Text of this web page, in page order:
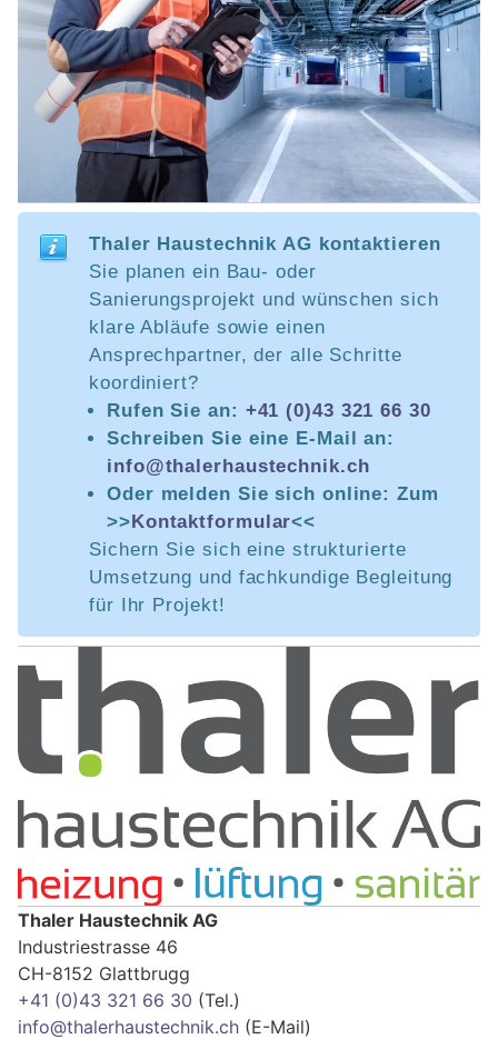
Thaler Haustechnik AG kontaktieren
Sie planen ein Bau- oder
Sanierungsprojekt und wünschen sich
klare Abläufe sowie einen
Ansprechpartner, der alle Schritte
koordiniert?
Rufen Sie an: +41 (0)43 321 66 30
Schreiben Sie eine E-Mail an:
info@thalerhaustechnik.ch
Oder melden Sie sich online: Zum
>>Kontaktformular<<
Sichern Sie sich eine strukturierte
Umsetzung und fachkundige Begleitung
für Ihr Projekt!
Thaler Haustechnik AG
Industriestrasse 46
CH-8152 Glattbrugg
+41 (0)43 321 66 30 (Tel.)
info@thalerhaustechnik.ch (E-Mail)